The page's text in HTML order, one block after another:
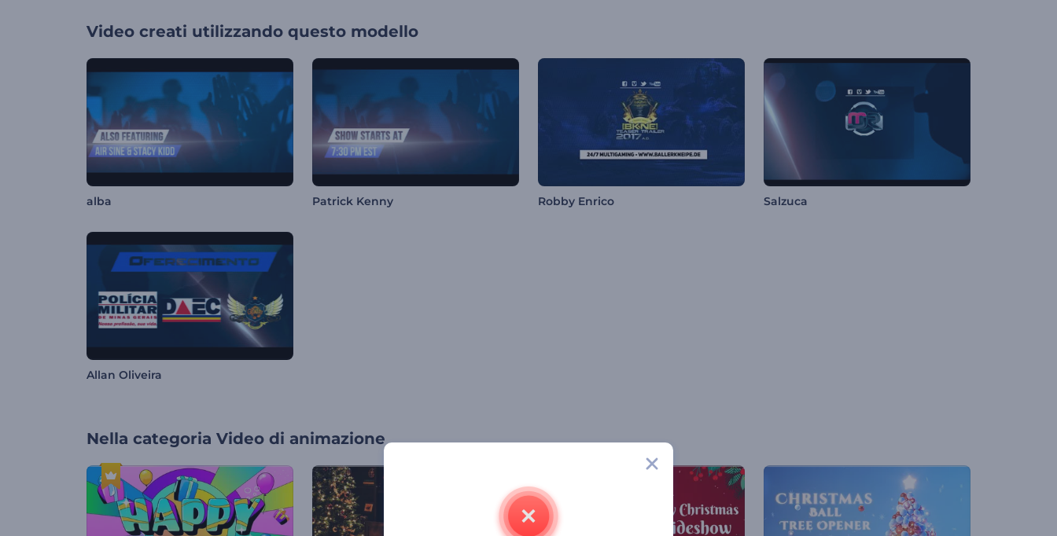
Video creati utilizzando questo modello
alba Patrick Kenny Robby Enrico Salzuca
Allan Oliveira
Nella categoria Video di animazione